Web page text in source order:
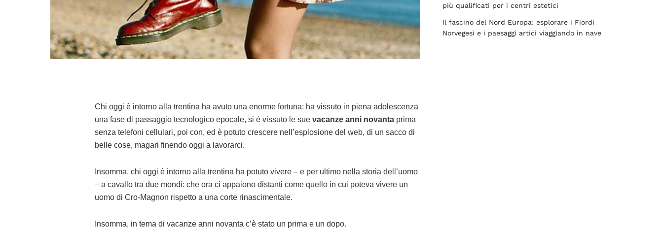
Chi oggi è intorno alla trentina ha avuto una enorme fortuna: ha vissuto in piena adolescenza
una fase di passaggio tecnologico epocale, si è vissuto le sue vacanze anni novanta prima
senza telefoni cellulari, poi con, ed è potuto crescere nell’esplosione del web, di un sacco di
belle cose, magari finendo oggi a lavorarci.
Insomma, chi oggi è intorno alla trentina ha potuto vivere – e per ultimo nella storia dell’uomo
– a cavallo tra due mondi: che ora ci appaiono distanti come quello in cui poteva vivere un
uomo di Cro-Magnon rispetto a una corte rinascimentale.
Insomma, in tema di vacanze anni novanta c’è stato un prima e un dopo.
più qualificati per i centri estetici
Il fascino del Nord Europa: esplorare i Fiordi
Norvegesi e i paesaggi artici viaggiando in nave